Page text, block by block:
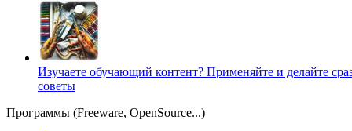
Изучаете обучающий контент? Применяйте и делайте
советы
Программы (Freeware, OpenSource...)